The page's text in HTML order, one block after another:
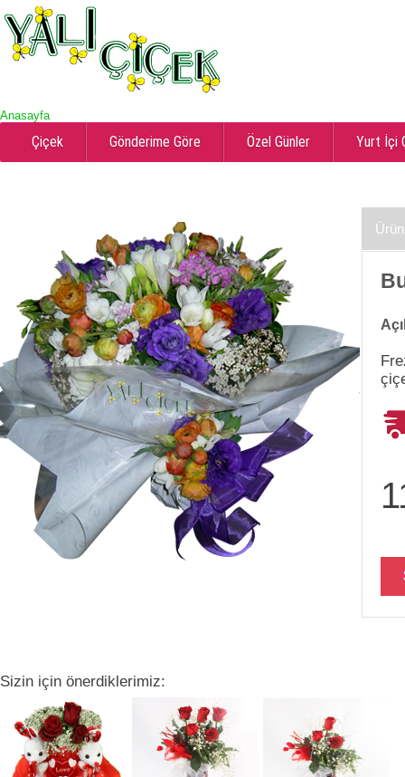
Anasayfa
Çiçek Gönderime Göre Özel Günler Yurt İçi
Sizin için önerdiklerimiz: